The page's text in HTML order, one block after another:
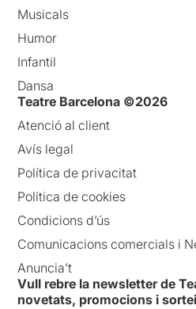
Musicals
Humor
Infantil
Dansa
Teatre Barcelona ©2026
Atenció al client
Avís legal
Política de privacitat
Política de cookies
Condicions d’ús
Comunicacions comercials i
Anuncia’t
Vull rebre la newsletter de
novetats, promocions i